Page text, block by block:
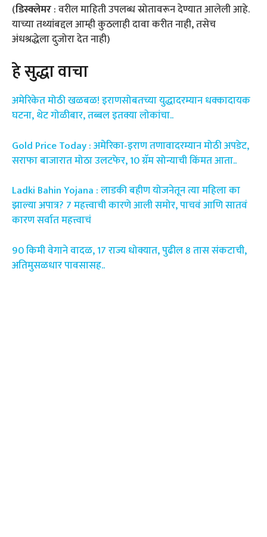
(डिस्क्लेमर: वरील माहिती उपलब्ध स्रोतावरून देण्यात आलेली आहे.
याच्या तथ्यांबद्दल आम्ही कुठलाही दावा करीत नाही, तसेच
अंधश्रद्धेला दुजोरा देत नाही)
हे सुद्धा वाचा
अमेरिकेत मोठी खळबळ! इराणसोबतच्या युद्धादरम्यान धक्कादायक
घटना, थेट गोळीबार, तब्बल इतक्या लोकांचा..
Gold Price Today : अमेरिका-इराण तणावादरम्यान मोठी अपडेट,
सराफा बाजारात मोठा उलटफेर, 10 ग्रॅम सोन्याची किंमत आता..
Ladki Bahin Yojana : लाडकी बहीण योजनेतून त्या महिला का
झाल्या अपात्र? 7 महत्त्वाची कारणे आली समोर, पाचवं आणि सातवं
कारण सर्वात महत्त्वाचं
90 किमी वेगाने वादळ, 17 राज्य धोक्यात, पुढील 8 तास संकटाची,
अतिमुसळधार पावसासह..